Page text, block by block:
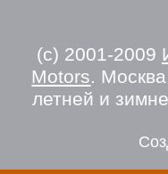
(c) 2001-2009
Motors.
летней и